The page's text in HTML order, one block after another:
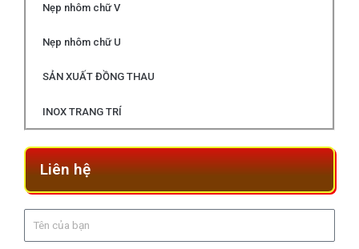
Nẹp nhôm chữ V
Nẹp nhôm chữ U
SẢN XUẤT ĐỒNG THAU
INOX TRANG TRÍ
Liên hệ